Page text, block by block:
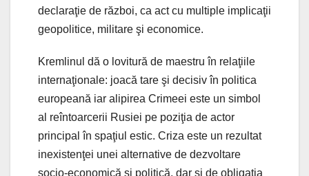
declaraţie de război, ca act cu multiple implicaţii
geopolitice, militare şi economice.
Kremlinul dă o lovitură de maestru în relaţiile
internaţionale: joacă tare şi decisiv în politica
europeană iar alipirea Crimeei este un simbol
al reîntoarcerii Rusiei pe poziţia de actor
principal în spaţiul estic. Criza este un rezultat
inexistenţei unei alternative de dezvoltare
socio-economică şi politică, dar şi de obligaţia